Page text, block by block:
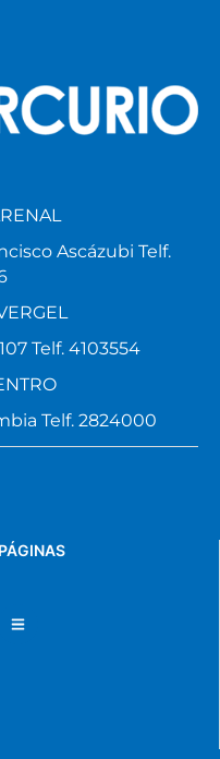
PÁGINAS
Ascázubi Telf.
Telf. 4103554
Telf. 2824000